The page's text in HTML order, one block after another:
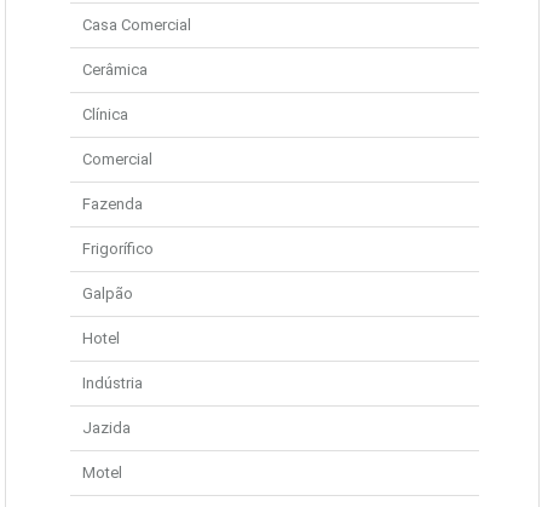
Casa Comercial
Cerâmica
Clínica
Comercial
Fazenda
Frigorífico
Galpão
Hotel
Indústria
Jazida
Motel